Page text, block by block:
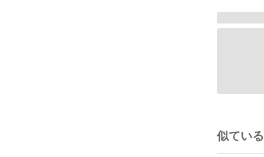
似てい